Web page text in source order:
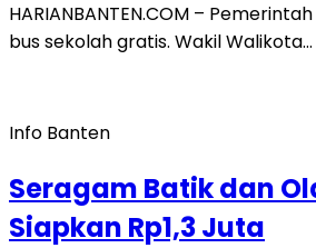
HARIANBANTEN.COM –
bus sekolah gratis. Wakil Walikota…
Info Banten
Seragam Batik dan
Siapkan Rp1,3 Juta